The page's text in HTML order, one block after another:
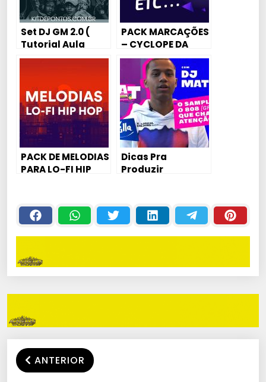
Set DJ GM 2.0 (
Tutorial Aula
Piano / Karaokê)
PACK MARCAÇÕES
– CYCLOPE DA
CAPITAL
PACK DE MELODIAS
PARA LO-FI HIP
Dicas Pra
Produzir
D(KondZilla)
ANTERIOR